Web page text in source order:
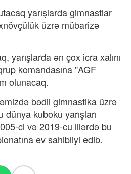
yarışlarda gimnastlar
üzrə mübarizə
yarışlarda ən çox icra xalını
komandasına "AGF
olunacaq.
bədii gimnastika üzrə
kuboku yarışları
ci və 2019-cu illərdə bu
ev sahibliyi edib.